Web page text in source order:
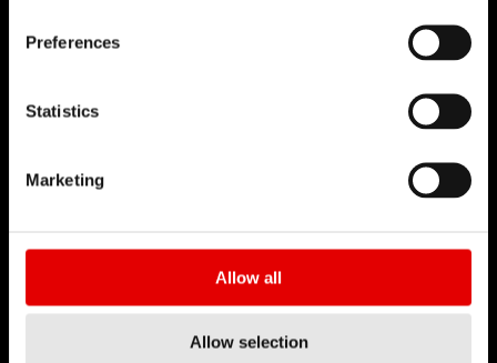
Preferences
Statistics
Marketing
Allow all
Allow selection
Tradizionalmente, lo standard di settore prevede
separatamente, il che può determinare
irregolarità durante l’assemblaggio. Il nostro
metodo PURE Carbon ci permette di creare un
cerchio particolarmente resistente agli impatti, in